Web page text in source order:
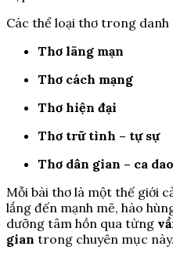
Các thể loại thơ trong danh
Thơ lãng mạn
Thơ cách mạng
Thơ hiện đại
Thơ trữ tình – tự sự
Thơ dân gian – ca
Mỗi bài thơ là một thế giới
lắng đến mạnh mẽ, hào
dưỡng tâm hồn qua từng
gian trong chuyên mục này.